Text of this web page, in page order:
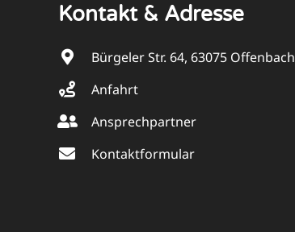
Kontakt & Adresse
Bürgeler Str. 64, 63075 Offenbach
Anfahrt
Ansprechpartner
Kontaktformular